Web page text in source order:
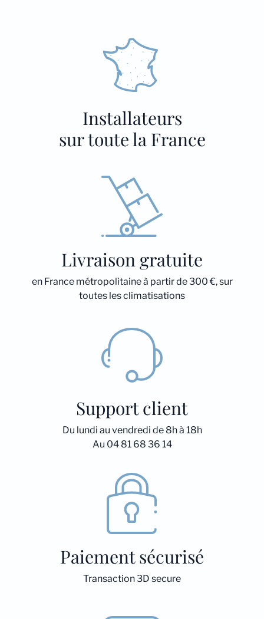
Installateurs
sur toute la France
Livraison gratuite
en France métropolitaine à partir de 300 €, sur
toutes les climatisations
Support client
Du lundi au vendredi de 8h à 18h
Au 04 81 68 36 14
Paiement sécurisé
Transaction 3D secure